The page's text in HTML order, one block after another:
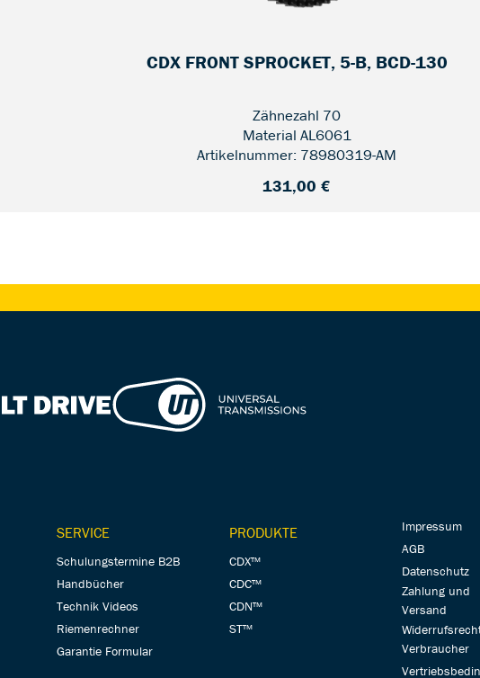
CDX FRONT SPROCKET, 5-B, BCD-130
Zähnezahl 70
Material AL6061
Artikelnummer: 78980319-AM
131,00 €
SERVICE
Schulungstermine B2B
Handbücher
Technik Videos
Riemenrechner
Garantie Formular
PRODUKTE
CDX™
CDC™
CDN™
ST™
Impressum
AGB
Datenschutz
Zahlung und
Versand
Verbraucher